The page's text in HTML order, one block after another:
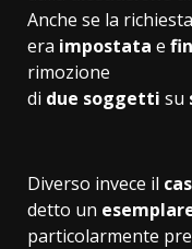
Anche se la
era impostata e
rimozione
di due soggetti su
Diverso invece il
detto un
particolarmente